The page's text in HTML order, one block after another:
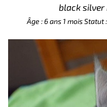
black silver
Âge : 6 ans 1 mois Statut